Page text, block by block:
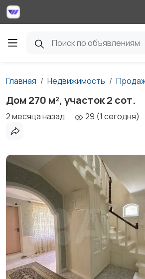
Главная Недвижимость
Дом 270 м², участок 2 сот.
2 месяца назад 29 (1 сегодня)